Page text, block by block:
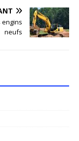
neufs